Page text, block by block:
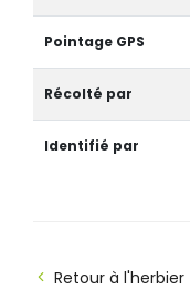
Pointage GPS
Récolté par
Identifié par
Retour à l'herbier